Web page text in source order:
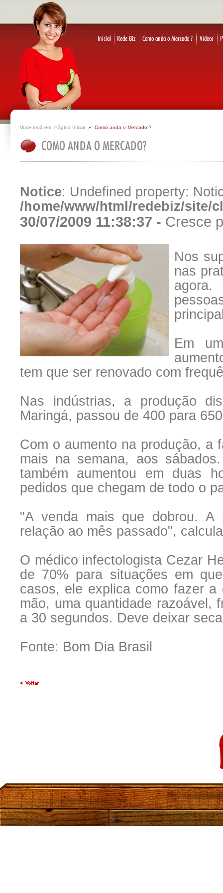
Voce está em: Página Inicial Como anda o Mercado ?
Notice: Undefined property:
/home/www/html/redebiz/site/
30/07/2009 11:38:37 - Cresce
Nos
nas
Em
tem que ser renovado com
Nas indústrias, a produção
Maringá, passou de 400 para
Com o aumento na produção, a
mais na semana, aos
também aumentou em duas
pedidos que chegam de todo o
"A venda mais que dobrou.
relação ao mês passado",
O médico infectologista Cezar
de 70% para situações em
casos, ele explica como fazer
mão, uma quantidade razoável,
a 30 segundos. Deve deixar
Fonte: Bom Dia Brasil